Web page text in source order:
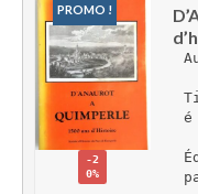
PROMO !
-2
0%
é